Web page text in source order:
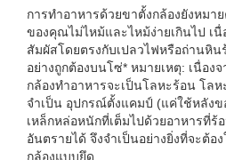
การทำอาหารด้วยขาตั้งกล้องยังหมา
ของคุณไม่ไหม้และไหม้ง่ายเกินไป เ
สัมผัสโดยตรงกับเปลวไฟหรือถ่านหิน
อย่างถูกต้องบนโซ่* หมายเหตุ: เนื่อง
กล้องทำอาหารจะเป็นโลหะร้อน โล
จำเป็น อุปกรณ์ตั้งแคมป์ (แค่ใช้หลังข
เหล็กหล่อหนักที่เต็มไปด้วยอาหารที่ร้
อันตรายได้ จึงจำเป็นอย่างยิ่งที่จะต้อ
กล้องแบบยึด